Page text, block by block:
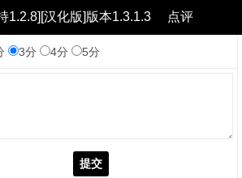
1.2.8][汉化版]版本1.3.1.3 点评
3分 4分 5分
提交